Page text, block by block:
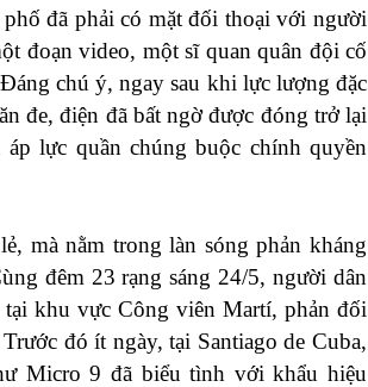
đã phải có mặt đối thoại với người
đoạn video, một sĩ quan quân đội cố
chú ý, ngay sau khi lực lượng đặc
đe, điện đã bất ngờ được đóng trở lại
lực quần chúng buộc chính quyền
mà nằm trong làn sóng phản kháng
đêm 23 rạng sáng 24/5, người dân
khu vực Công viên Martí, phản đối
đó ít ngày, tại Santiago de Cuba,
Micro 9 đã biểu tình với khẩu hiệu